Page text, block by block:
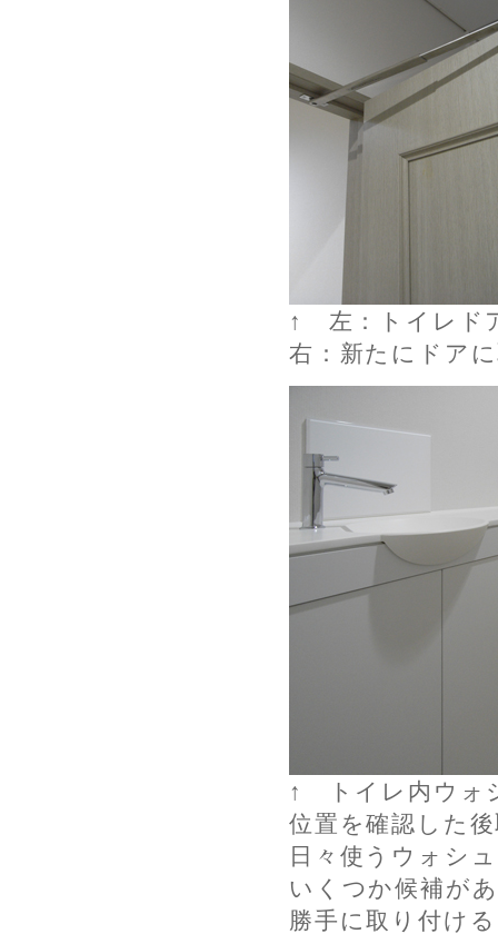
↑ 左：トイレド
右：新たにドア
↑ トイレ内ウォ
位置を確認した
日々使うウォシ
いくつか候補が
勝手に取り付け